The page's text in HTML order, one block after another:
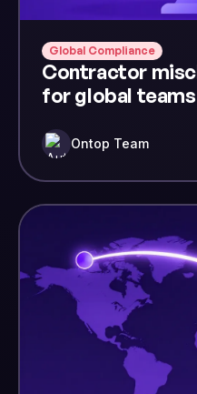
Global Compliance
Contractor
for global teams
Ontop Team